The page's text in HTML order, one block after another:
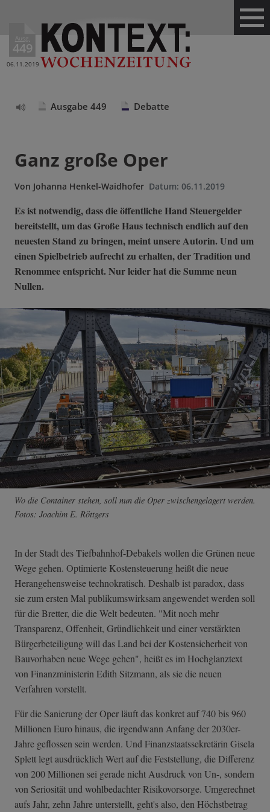
Ausg.
449
06.11.2019
Ausgabe 449 Debatte
Ganz große Oper
Von Johanna Henkel-Waidhofer Datum: 06.11.2019
Es ist notwendig, dass die öffentliche Hand Steuergelder
bereitstellt, um das Große Haus technisch endlich auf den
neuesten Stand zu bringen, meint unsere Autorin. Und um
einen Spielbetrieb aufrecht zu erhalten, der Tradition und
Renommee entspricht. Nur leider hat die Summe neun
Nullen.
Wo die Container stehen, soll nun die Oper zwischengelagert werden.
Fotos: Joachim E. Röttgers
In der Stadt des Tiefbahnhof-Debakels wollen die Grünen neue
Wege gehen. Optimierte Kostensteuerung heißt die neue
Herangehensweise technokratisch. Deshalb ist paradox, dass
sie zum ersten Mal publikumswirksam angewendet werden soll
für die Bretter, die die Welt bedeuten. "Mit noch mehr
Transparenz, Offenheit, Gründlichkeit und einer verstärkten
Bürgerbeteiligung will das Land bei der Kostensicherheit von
Bauvorhaben neue Wege gehen", heißt es im Hochglanztext
von Finanzministerin Edith Sitzmann, als sie die neuen
Verfahren vorstellt.
Für die Sanierung der Oper läuft das konkret auf 740 bis 960
Millionen Euro hinaus, die irgendwann Anfang der 2030er-
Jahre geflossen sein werden. Und Finanzstaatssekretärin Gisela
Splett legt ausdrücklich Wert auf die Feststellung, die Differenz
von 200 Millionen sei gerade nicht Ausdruck von Un-, sondern
von Seriosität und wohlbedachter Risikovorsorge. Umgerechnet
aufs Jahr, zehn Jahre unterstellt, geht's also, den Höchstbetrag